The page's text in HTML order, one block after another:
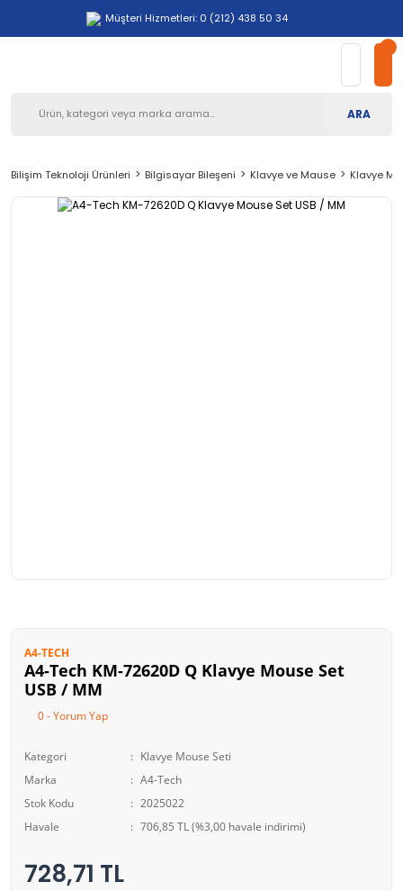
Müşteri Hizmetleri: 0 (212) 438 50 34
ARA
Bilişim Teknoloji Ürünleri Bilgisayar Bileşeni Klavye ve Mause Klavye
A4-TECH
A4-Tech KM-72620D Q Klavye Mouse Set
USB / MM
0 - Yorum Yap
Kategori
Klavye Mouse Seti
Marka
A4-Tech
Stok Kodu
2025022
Havale
706,85 TL (%3,00 havale indirimi)
728,71 TL